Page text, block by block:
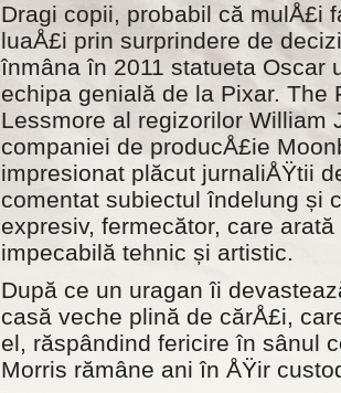
Dragi copii, probabil că mulÅ£i
luaÅ£i prin surprindere de
înmâna în 2011 statueta Oscar
echipa genială de la Pixar. The
Lessmore al regizorilor William
companiei de producÅ£ie
impresionat plăcut jurnaliÅŸtii
comentat subiectul îndelung și
expresiv, fermecător, care
impecabilă tehnic și artistic.
După ce un uragan îi
casă veche plină de cărÅ£i,
el, răspândind fericire în sânul
Morris rămâne ani în ÅŸir